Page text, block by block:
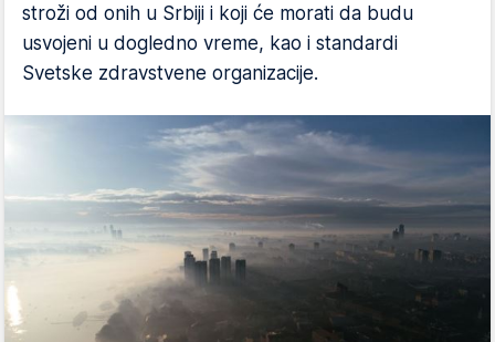
stroži od onih u Srbiji i koji će morati da budu
usvojeni u dogledno vreme, kao i standardi
Svetske zdravstvene organizacije.